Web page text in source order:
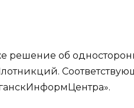
решение об